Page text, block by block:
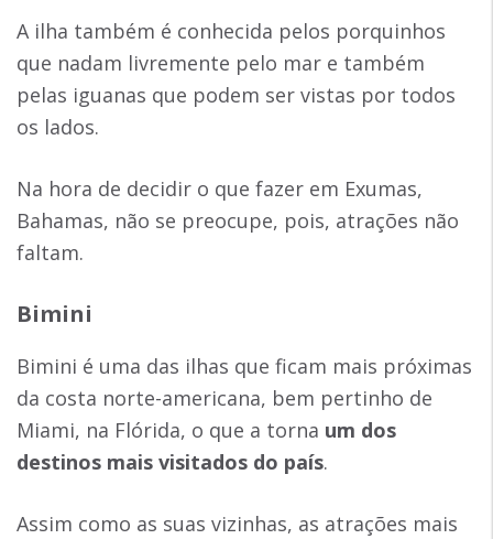
A ilha também é conhecida pelos porquinhos
que nadam livremente pelo mar e também
pelas iguanas que podem ser vistas por todos
os lados.
Na hora de decidir o que fazer em Exumas,
Bahamas, não se preocupe, pois, atrações não
faltam.
Bimini
Bimini é uma das ilhas que ficam mais próximas
da costa norte-americana, bem pertinho de
Miami, na Flórida, o que a torna um dos
destinos mais visitados do país.
Assim como as suas vizinhas, as atrações mais